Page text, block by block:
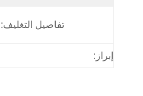
تفاصيل التغليف:
إبراز: